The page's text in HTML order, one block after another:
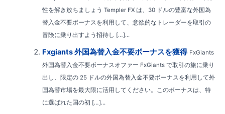
性を解き放ちましょう Templer FX は、30 ドルの豊富な外国為
替入金不要ボーナスを利用して、意欲的なトレーダーを取引の
冒険に乗り出すよう招待し […]...
Fxgiants 外国為替入金不要ボーナスを獲得 FxGiants
外国為替入金不要ボーナスオファー FxGiants で取引の旅に乗り
出し、限定の 25 ドルの外国為替入金不要ボーナスを利用して外
国為替市場を最大限に活用してください。このボーナスは、特
に選ばれた国の初 […]...